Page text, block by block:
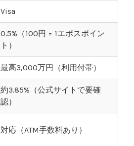
Visa
0.5%（100円 = 1エポスポイン
ト）
最高3,000万円（利用付帯）
約3.85%（公式サイトで要確
認）
対応（ATM手数料あり）